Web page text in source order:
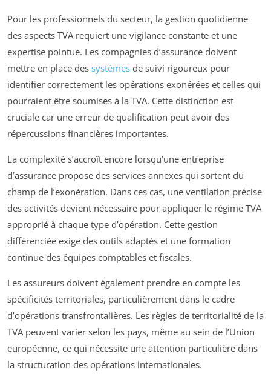
Pour les professionnels du secteur, la gestion quotidienne
des aspects TVA requiert une vigilance constante et une
expertise pointue. Les compagnies d’assurance doivent
mettre en place des systèmes de suivi rigoureux pour
identifier correctement les opérations exonérées et celles qui
pourraient être soumises à la TVA. Cette distinction est
cruciale car une erreur de qualification peut avoir des
répercussions financières importantes.
La complexité s’accroît encore lorsqu’une entreprise
d’assurance propose des services annexes qui sortent du
champ de l’exonération. Dans ces cas, une ventilation précise
des activités devient nécessaire pour appliquer le régime TVA
approprié à chaque type d’opération. Cette gestion
différenciée exige des outils adaptés et une formation
continue des équipes comptables et fiscales.
Les assureurs doivent également prendre en compte les
spécificités territoriales, particulièrement dans le cadre
d’opérations transfrontalières. Les règles de territorialité de la
TVA peuvent varier selon les pays, même au sein de l’Union
européenne, ce qui nécessite une attention particulière dans
la structuration des opérations internationales.